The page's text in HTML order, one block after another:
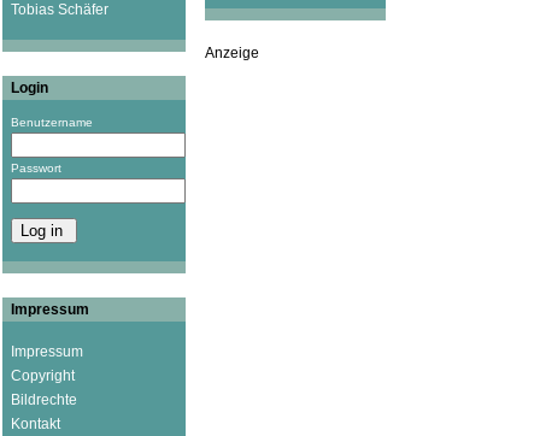
Tobias Schäfer
Login
Benutzername
Passwort
Impressum
Impressum
Copyright
Bildrechte
Kontakt
Anzeige